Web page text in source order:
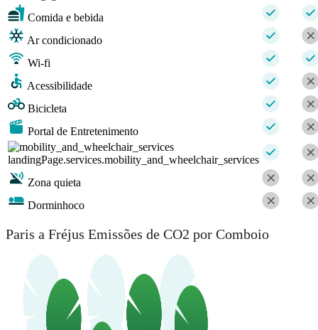
Comida e bebida
Ar condicionado
Wi-fi
Acessibilidade
Bicicleta
Portal de Entretenimento
landingPage.services.mobility_and_wheelchair_services
Zona quieta
Dorminhoco
Paris a Fréjus Emissões de CO2 por Comboio